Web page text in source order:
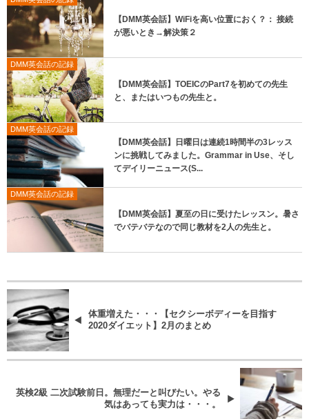
【DMM英会話】WiFiを高い位置におく？： 接続
が悪いとき→解決策２
DMM英会話の記録
【DMM英会話】TOEICのPart7を初めての先生
と、またはいつもの先生と。
DMM英会話の記録
【DMM英会話】日曜日は連続1時間半の3レッス
ンに挑戦してみました。Grammar in Use、そし
てデイリーニュース(S...
DMM英会話の記録
【DMM英会話】夏至の日に受けたレッスン。暑さ
でバテバテなので同じ教材を2人の先生と。
体重増えた・・・【セクシーボディーを目指す
2020ダイエット】2月のまとめ
英検2級 二次試験前日。無理だーと叫びたい。やる
気はあっても実力は・・・。